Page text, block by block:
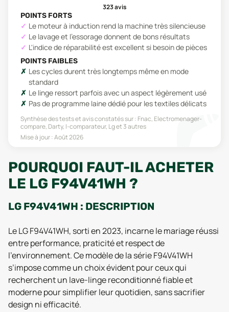
323avis
POINTS FORTS
Le moteur à induction rend la machine très silencieuse
Le lavage et l'essorage donnent de bons résultats
L'indice de réparabilité est excellent si besoin de pièces
POINTS FAIBLES
Les cycles durent très longtemps même en mode
standard
Le linge ressort parfois avec un aspect légèrement usé
Pas de programme laine dédié pour les textiles délicats
Synthèse des tests et avis constatés sur : Fnac, Electromenager-
compare, Darty, I-comparateur, Lget 3 autres
Mise à jour :Août 2026
POURQUOI FAUT-IL ACHETER
LE LG F94V41WH ?
LG F94V41WH : DESCRIPTION
Le LG F94V41WH, sorti en 2023, incarne le mariage réussi
entre performance, praticité et respect de
l’environnement. Ce modèle de la série F94V41WH
s’impose comme un choix évident pour ceux qui
recherchent un lave-linge reconditionné fiable et
moderne pour simplifier leur quotidien, sans sacrifier
design ni efficacité.